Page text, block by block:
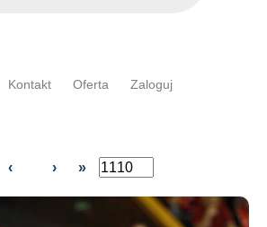
Kontakt Oferta Zaloguj
‹ › »